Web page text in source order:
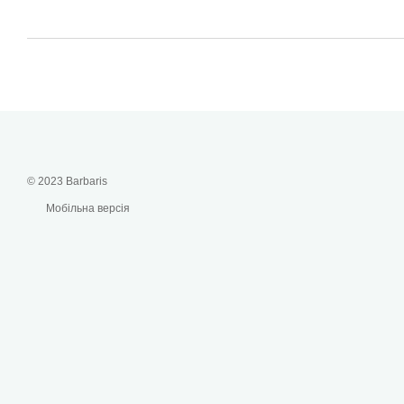
© 2023 Barbaris
Мобільна версія